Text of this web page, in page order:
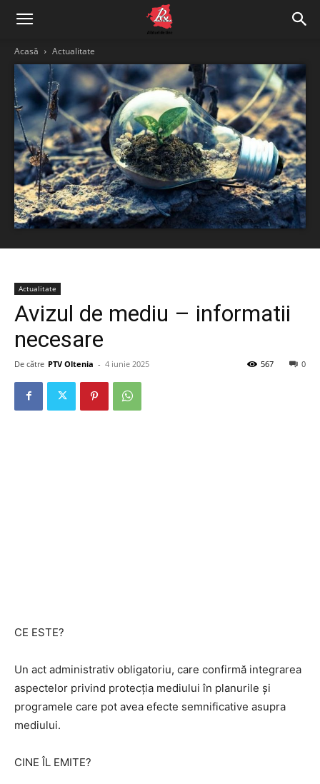
Acasă Actualitate
Actualitate
Avizul de mediu – informatii
necesare
De către PTV Oltenia - 4 iunie 2025 0
567
CE ESTE?
Un act administrativ obligatoriu, care confirmă integrarea
aspectelor privind protecţia mediului în planurile şi
programele care pot avea efecte semnificative asupra
mediului.
CINE ÎL EMITE?